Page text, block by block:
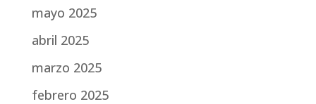
mayo 2025
abril 2025
marzo 2025
febrero 2025